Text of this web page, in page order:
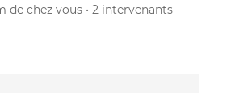
de chez vous • 2 intervenants